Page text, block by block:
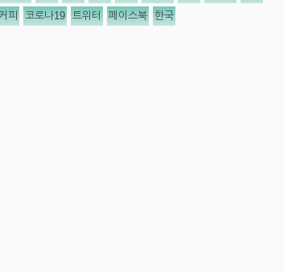
피 코로나19 트위터 페이스북 한국